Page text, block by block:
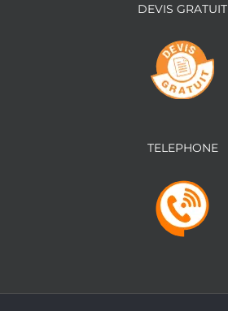
DEVIS GRATUIT
TELEPHONE